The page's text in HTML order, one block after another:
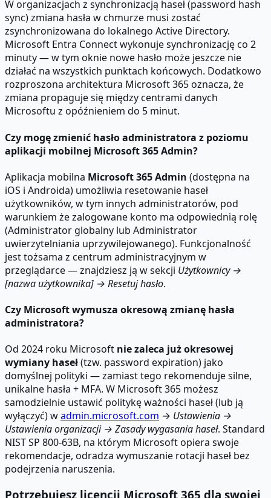
W organizacjach z synchronizacją haseł (password hash
sync) zmiana hasła w chmurze musi zostać
zsynchronizowana do lokalnego Active Directory.
Microsoft Entra Connect wykonuje synchronizację co 2
minuty — w tym oknie nowe hasło może jeszcze nie
działać na wszystkich punktach końcowych. Dodatkowo
rozproszona architektura Microsoft 365 oznacza, że
zmiana propaguje się między centrami danych
Microsoftu z opóźnieniem do 5 minut.
Czy mogę zmienić hasło administratora z poziomu
aplikacji mobilnej Microsoft 365 Admin?
Aplikacja mobilna Microsoft 365 Admin (dostępna na
iOS i Androida) umożliwia resetowanie haseł
użytkowników, w tym innych administratorów, pod
warunkiem że zalogowane konto ma odpowiednią rolę
(Administrator globalny lub Administrator
uwierzytelniania uprzywilejowanego). Funkcjonalność
jest tożsama z centrum administracyjnym w
przeglądarce — znajdziesz ją w sekcji Użytkownicy →
[nazwa użytkownika] → Resetuj hasło.
Czy Microsoft wymusza okresową zmianę hasła
administratora?
Od 2024 roku Microsoft nie zaleca już okresowej
wymiany haseł(tzw. password expiration) jako
domyślnej polityki — zamiast tego rekomenduje silne,
unikalne hasła + MFA. W Microsoft 365 możesz
samodzielnie ustawić politykę ważności haseł (lub ją
wyłączyć) wadmin.microsoft.com → Ustawienia →
Ustawienia organizacji → Zasady wygasania haseł. Standard
NIST SP 800-63B, na którym Microsoft opiera swoje
rekomendacje, odradza wymuszanie rotacji haseł bez
podejrzenia naruszenia.
Potrzebujesz licencji Microsoft 365 dla swojej